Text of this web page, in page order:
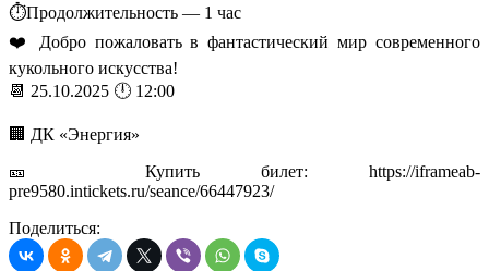
⏱️Продолжительность — 1 час
❤️ Добро пожаловать в фантастический мир современного
кукольного искусства!
📆 25.10.2025 🕛 12:00
🏢 ДК «Энергия»
🎫 Купить билет: https://iframeab-
pre9580.intickets.ru/seance/66447923/
Поделиться: